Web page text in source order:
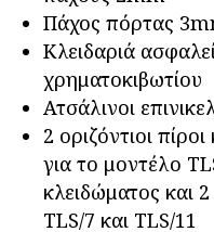
Πάχος πόρτας
Κλειδαριά
χρηματοκιβωτίου
Ατσάλινοι
2 οριζόντιοι
για το μοντέλο
κλειδώματος και
ΤLS/7 και ΤLS/11